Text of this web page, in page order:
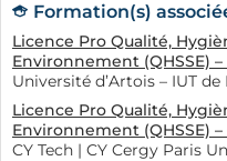
Formation(s)
Licence Pro Qualité,
Environnement (QHSSE)
Université d’Artois – IUT
Licence Pro Qualité,
Environnement (QHSSE) –
CY Tech | CY Cergy Paris